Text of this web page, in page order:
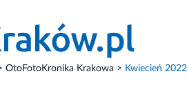
OtoFotoKronika Krakowa Kwiecień 2022